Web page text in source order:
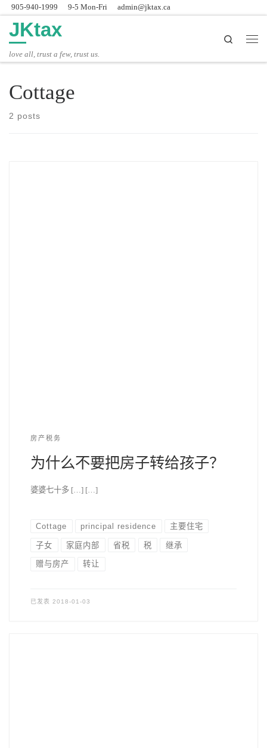
Skip to content
905-940-1999 9-5 Mon-Fri admin@jktax.ca
JKtax
love all, trust a few, trust us.
Search
Cottage
2 posts
房产税务
为什么不要把房子转给孩子？
婆婆七十多 […] […]
Cottage principal residence 主要住宅
子女 家庭内部 省税 税 继承
赠与房产 转让
已发表 2018-01-03